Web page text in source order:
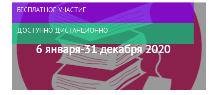
БЕСПЛАТНОЕ УЧАСТИЕ
ДОСТУПНО ДИСТАНЦИОННО
6 января-31 декабря 2020